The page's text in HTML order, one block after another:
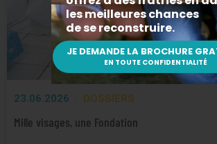
23.06.2026 DOSSIERS
Mille visages, une Fondation